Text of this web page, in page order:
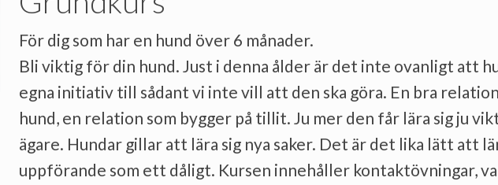
För dig som har en hund över 6 månader.
Bli viktig för din hund. Just i denna ålder är det inte ovanligt att
egna initiativ till sådant vi inte vill att den ska göra. En bra
hund, en relation som bygger på tillit. Ju mer den får lära sig ju
ägare. Hundar gillar att lära sig nya saker. Det är det lika lätt att
uppförande som ett dåligt. Kursen innehåller kontaktövningar,